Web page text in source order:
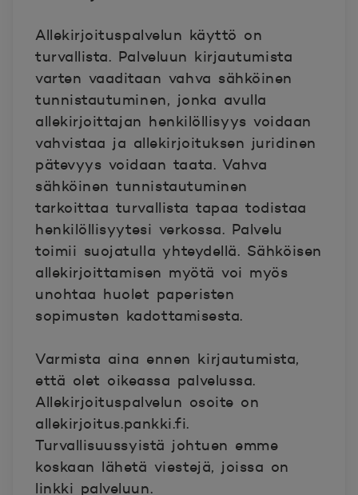
Allekirjoituspalvelun käyttö on
turvallista. Palveluun kirjautumista
varten vaaditaan vahva sähköinen
tunnistautuminen, jonka avulla
allekirjoittajan henkilöllisyys voidaan
vahvistaa ja allekirjoituksen juridinen
pätevyys voidaan taata. Vahva
sähköinen tunnistautuminen
tarkoittaa turvallista tapaa todistaa
henkilöllisyytesi verkossa. Palvelu
toimii suojatulla yhteydellä. Sähköisen
allekirjoittamisen myötä voi myös
unohtaa huolet paperisten
sopimusten kadottamisesta.
Varmista aina ennen kirjautumista,
että olet oikeassa palvelussa.
Allekirjoituspalvelun osoite on
allekirjoitus.pankki.fi.
Turvallisuussyistä johtuen emme
koskaan lähetä viestejä, joissa on
linkki palveluun.